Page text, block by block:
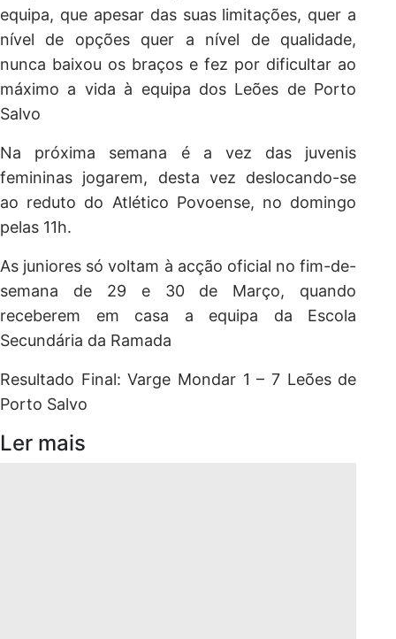
equipa, que apesar das suas limitações, quer a
nível de opções quer a nível de qualidade,
nunca baixou os braços e fez por dificultar ao
máximo a vida à equipa dos Leões de Porto
Salvo
Na próxima semana é a vez das juvenis
femininas jogarem, desta vez deslocando-se
ao reduto do Atlético Povoense, no domingo
pelas 11h.
As juniores só voltam à acção oficial no fim-de-
semana de 29 e 30 de Março, quando
receberem em casa a equipa da Escola
Secundária da Ramada
Resultado Final: Varge Mondar 1 – 7 Leões de
Porto Salvo
Ler mais